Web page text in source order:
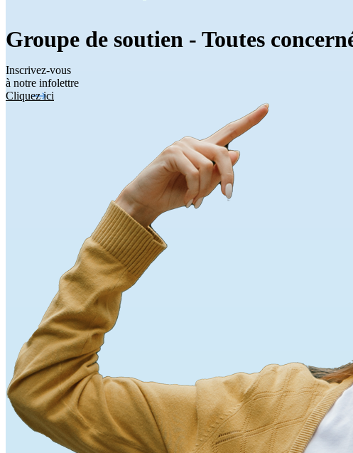
Groupe de soutien - Toutes
Inscrivez-vous
à notre infolettre
Cliquez ici